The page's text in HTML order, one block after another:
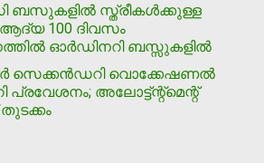
ബസുകളിൽ സ്ത്രീകൾക്കുള്ള
100 ദിവസം
ഓർഡിനറി ബസ്സുകളിൽ
സെക്കൻഡറി വൊക്കേഷണല്‍
അലോട്ട്ന്റ്മെന്റ്